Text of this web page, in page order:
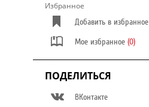
Избранное
Добавить в избранное
Мое избранное (0)
ПОДЕЛИТЬСЯ
ВКонтакте